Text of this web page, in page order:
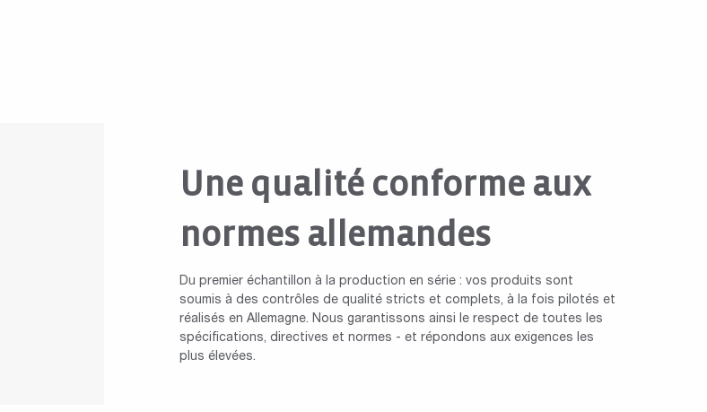
Une qualité conforme aux
normes allemandes
Du premier échantillon à la production en série : vos produits sont
soumis à des contrôles de qualité stricts et complets, à la fois pilotés et
réalisés en Allemagne. Nous garantissons ainsi le respect de toutes les
spécifications, directives et normes - et répondons aux exigences les
plus élevées.